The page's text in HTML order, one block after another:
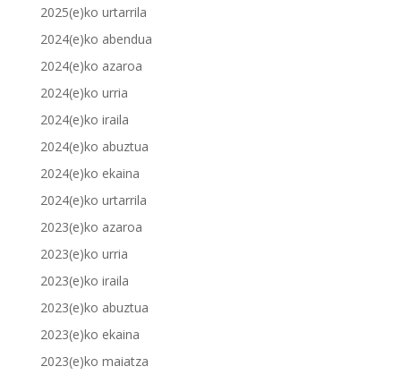
2025(e)ko urtarrila
2024(e)ko abendua
2024(e)ko azaroa
2024(e)ko urria
2024(e)ko iraila
2024(e)ko abuztua
2024(e)ko ekaina
2024(e)ko urtarrila
2023(e)ko azaroa
2023(e)ko urria
2023(e)ko iraila
2023(e)ko abuztua
2023(e)ko ekaina
2023(e)ko maiatza